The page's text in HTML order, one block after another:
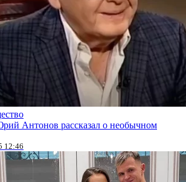
Антонов рассказал о необычном
12:46